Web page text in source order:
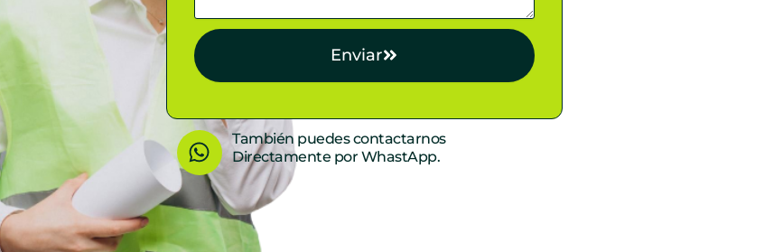
Enviar
W
h
a
t
También puedes contactarnos
Directamente por WhastApp.